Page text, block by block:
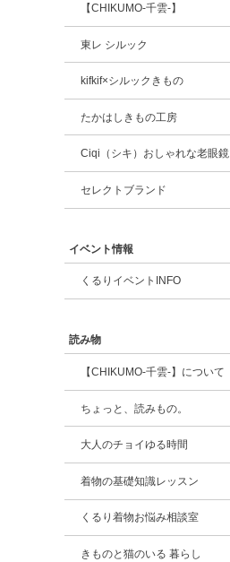
【CHIKUMO-千雲-】
東レ シルック
kifkif×シルックきもの
たかはしきもの工房
Ciqi（シキ）おしゃれな老眼鏡
セレクトブランド
イベント情報
くるりイベントINFO
読み物
【CHIKUMO-千雲-】について
ちょっと、読みもの。
大人のチョイゆる時間
着物の基礎知識レッスン
くるり着物お悩み相談室
きものと猫のいる 暮らし